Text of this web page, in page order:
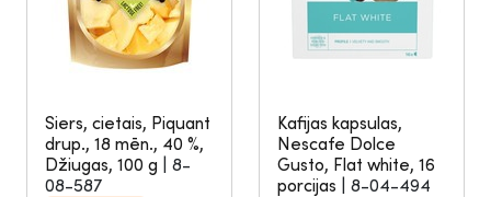
Siers, cietais, Piquant
drup., 18 mēn., 40 %,
Džiugas, 100 g
8-
08-587
Kafijas kapsulas,
Nescafe Dolce
Gusto, Flat white, 16
porcijas
8-04-494